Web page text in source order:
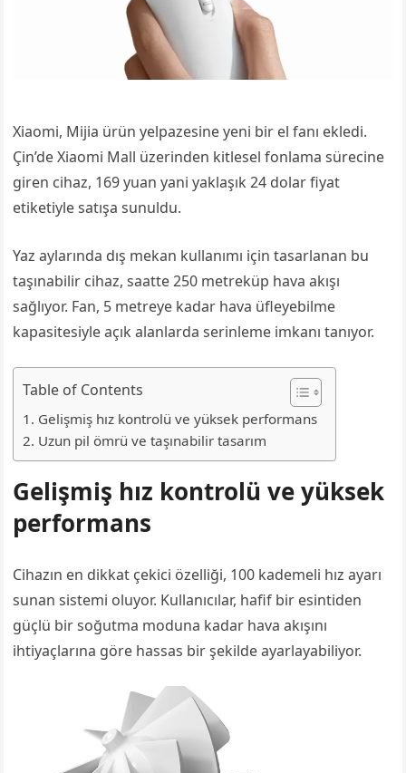
Xiaomi, Mijia ürün yelpazesine yeni bir el fanı ekledi.
Çin’de Xiaomi Mall üzerinden kitlesel fonlama sürecine
giren cihaz, 169 yuan yani yaklaşık 24 dolar fiyat
etiketiyle satışa sunuldu.
Yaz aylarında dış mekan kullanımı için tasarlanan bu
taşınabilir cihaz, saatte 250 metreküp hava akışı
sağlıyor. Fan, 5 metreye kadar hava üfleyebilme
kapasitesiyle açık alanlarda serinleme imkanı tanıyor.
Table of Contents
Gelişmiş hız kontrolü ve yüksek performans
Uzun pil ömrü ve taşınabilir tasarım
Gelişmiş hız kontrolü ve yüksek
performans
Cihazın en dikkat çekici özelliği, 100 kademeli hız ayarı
sunan sistemi oluyor. Kullanıcılar, hafif bir esintiden
güçlü bir soğutma moduna kadar hava akışını
ihtiyaçlarına göre hassas bir şekilde ayarlayabiliyor.